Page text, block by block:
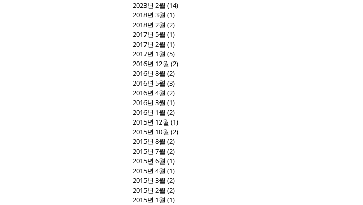
2023년 2월 (14)
2018년 3월 (1)
2018년 2월 (2)
2017년 5월 (1)
2017년 2월 (1)
2017년 1월 (5)
2016년 12월 (2)
2016년 8월 (2)
2016년 5월 (3)
2016년 4월 (2)
2016년 3월 (1)
2016년 1월 (2)
2015년 12월 (1)
2015년 10월 (2)
2015년 8월 (2)
2015년 7월 (2)
2015년 6월 (1)
2015년 4월 (1)
2015년 3월 (2)
2015년 2월 (2)
2015년 1월 (1)